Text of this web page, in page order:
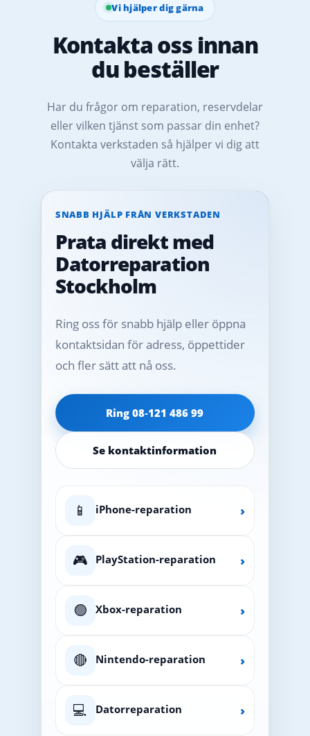
Vi hjälper dig gärna
Kontakta oss innan
du beställer
Har du frågor om reparation, reservdelar
eller vilken tjänst som passar din enhet?
Kontakta verkstaden så hjälper vi dig att
välja rätt.
SNABB HJÄLP FRÅN VERKSTADEN
Prata direkt med
Datorreparation
Stockholm
Ring oss för snabb hjälp eller öppna
kontaktsidan för adress, öppettider
och fler sätt att nå oss.
Ring 08‑121 486 99
Se kontaktinformation
📱 iPhone-reparation ›
🎮 PlayStation-reparation ›
🟢 Xbox-reparation ›
🔴 Nintendo-reparation ›
💻 Datorreparation ›